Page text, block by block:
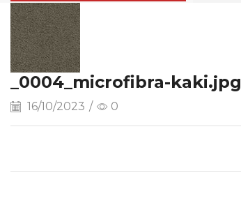
_0004_microfibra-kaki.jpg
16/10/2023 / 0